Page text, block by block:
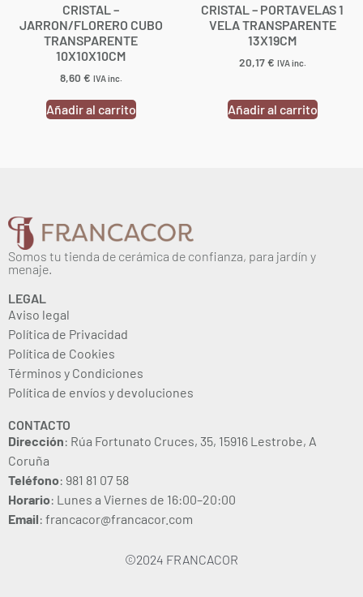
CRISTAL –
JARRON/FLORERO CUBO
TRANSPARENTE
10X10X10CM
8,60 € IVA inc.
Añadir al carrito
CRISTAL – PORTAVELAS 1
VELA TRANSPARENTE
13X19CM
20,17€ IVA inc.
Añadir al carrito
Somos tu tienda de cerámica de confianza, para jardín y
menaje.
LEGAL
Aviso legal
Política de Privacidad
Política de Cookies
Términos y Condiciones
Política de envíos y devoluciones
CONTACTO
Dirección: Rúa Fortunato Cruces, 35, 15916 Lestrobe, A
Coruña
Teléfono: 981 81 07 58
Horario: Lunes a Viernes de 16:00–20:00
Email: francacor@francacor.com
©2024 FRANCACOR